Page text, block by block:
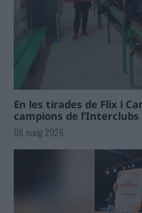
En les tirades de Flix i
campions de l’Interclubs
08 maig 2026